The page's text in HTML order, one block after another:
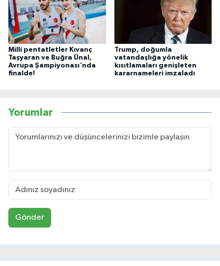
Milli pentatletler Kıvanç
Taşyaran ve Buğra Ünal,
Avrupa Şampiyonası'nda
finalde!
Trump, doğumla
vatandaşlığa yönelik
kısıtlamaları genişleten
kararnameleri imzaladı
Yorumlar
Gönder